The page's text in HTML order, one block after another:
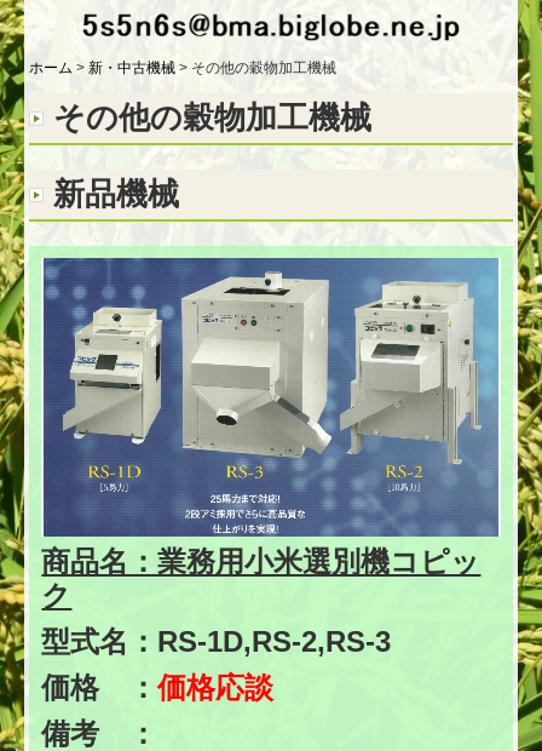
倉庫・展示場
穀物選別見本
採用情報
ホーム 新・中古機械 その他の穀物加工機械
その他の穀物加工機械
新品機械
商品名：業務用小米選別機コピッ
ク
型式名：RS-1D,RS-2,RS-3
価格 ：価格応談
備考 ：